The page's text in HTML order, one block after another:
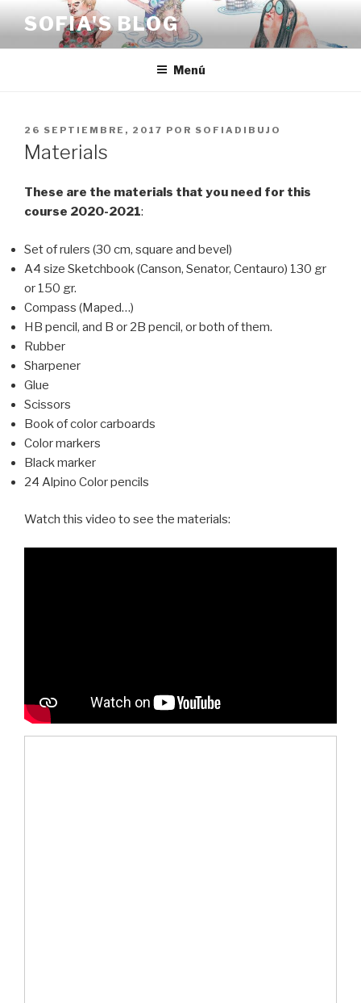
contenido
SOFIA'S BLOG
Menú
PUBLICADO
EL
26 SEPTIEMBRE, 2017 POR SOFIADIBUJO
Materials
These are the materials that you need for this
course 2020-2021:
Set of rulers (30 cm, square and bevel)
A4 size Sketchbook (Canson, Senator, Centauro) 130 gr
or 150 gr.
Compass (Maped…)
HB pencil, and B or 2B pencil, or both of them.
Rubber
Sharpener
Glue
Scissors
Book of color carboards
Color markers
Black marker
24 Alpino Color pencils
Watch this video to see the materials: